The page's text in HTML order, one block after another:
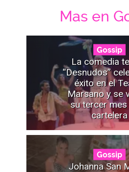
Mas en
Gossip
La comedia
“Desnudos”
éxito en el
Marsano y se
su tercer mes
cartelera
Gossip
Johanna San